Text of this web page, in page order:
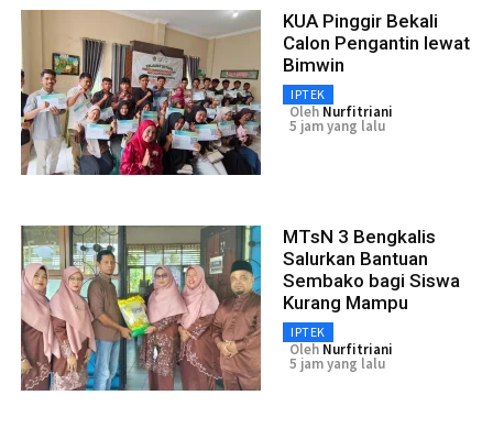
KUA Pinggir Bekali
Calon Pengantin lewat
Bimwin
IPTEK
Oleh Nurfitriani
5 jam yang lalu
MTsN 3 Bengkalis
Salurkan Bantuan
Sembako bagi Siswa
Kurang Mampu
IPTEK
Oleh Nurfitriani
5 jam yang lalu